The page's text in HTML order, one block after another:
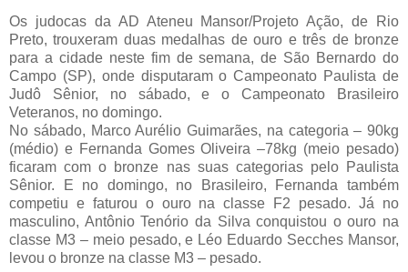
Os judocas da AD Ateneu Mansor/Projeto Ação, de Rio
Preto, trouxeram duas medalhas de ouro e três de bronze
para a cidade neste fim de semana, de São Bernardo do
Campo (SP), onde disputaram o Campeonato Paulista de
Judô Sênior, no sábado, e o Campeonato Brasileiro
Veteranos, no domingo.
No sábado, Marco Aurélio Guimarães, na categoria – 90kg
(médio) e Fernanda Gomes Oliveira –78kg (meio pesado)
ficaram com o bronze nas suas categorias pelo Paulista
Sênior. E no domingo, no Brasileiro, Fernanda também
competiu e faturou o ouro na classe F2 pesado. Já no
masculino, Antônio Tenório da Silva conquistou o ouro na
classe M3 – meio pesado, e Léo Eduardo Secches Mansor,
levou o bronze na classe M3 – pesado.